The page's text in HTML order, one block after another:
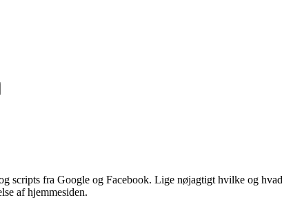
scripts fra Google og Facebook. Lige nøjagtigt hvilke og
af hjemmesiden.